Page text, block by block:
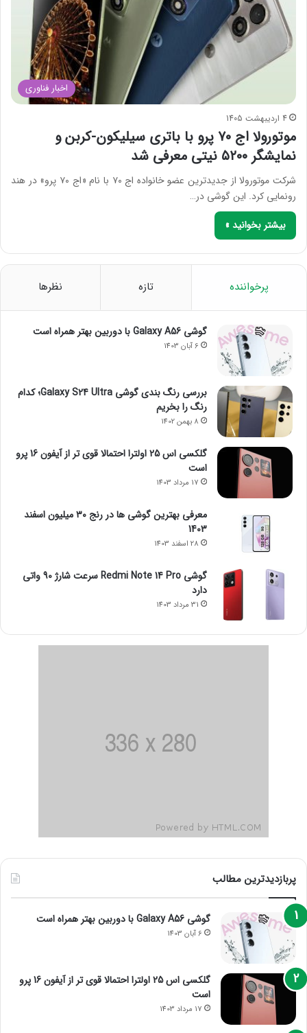
اخبار فناوری
4 اردیبهشت 1405
موتورولا اج ۷۰ پرو با باتری سیلیکون-کربن و
نمایشگر ۵۲۰۰ نیتی معرفی شد
شرکت موتورولا از جدیدترین عضو خانواده اج ۷۰ با نام «اج ۷۰ پرو» در هند
رونمایی کرد. این گوشی در…
بیشتر بخوانید »
پرخواننده تازه نظرها
گوشی Galaxy A56 با دوربین بهتر همراه است
6 آبان 1403
بررسی رنگ بندی گوشی Galaxy S24 Ultra؛ کدام
رنگ را بخریم
8 بهمن 1402
گلکسی اس 25 اولترا احتمالا قوی تر از آیفون 16 پرو
است
17 مرداد 1403
معرفی بهترین گوشی ها در رنج ۳۰ میلیون اسفند
1403
28 اسفند 1403
گوشی Redmi Note 14 Pro سرعت شارژ 90 واتی
دارد
31 مرداد 1403
پربازدیدترین مطالب
گوشی Galaxy A56 با دوربین بهتر همراه است
6 آبان 1403
گلکسی اس 25 اولترا احتمالا قوی تر از آیفون 16 پرو
است
17 مرداد 1403